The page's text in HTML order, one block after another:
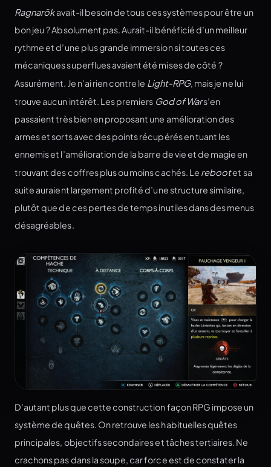
Ragnarökavait-il besoin de tous ces systèmes pour être un
bon jeu ? Absolument pas. Aurait-il bénéficié d’un meilleur
rythme et d’une plus grande immersion si toutes ces
mécaniques superflues avaient été mises de côté ?
Assurément. Je n’ai rien contre le Light-RPG, mais je ne lui
trouve aucun intérêt. Les premiers God of Wars’en
passaient très bien en proposant une amélioration des
armes et sorts avec des points récupérés en tuant les
ennemis et l’amélioration de la barre de vie et de magie en
trouvant des coffres plus ou moins cachés. Le rebootet sa
suite auraient largement profité d’une structure similaire,
plutôt que de ces pertes de temps inutiles dans des menus
désagréables.
D’autant plus que cette construction façon RPG impose un
système de quêtes. On retrouve les habituelles quêtes
principales, objectifs secondaires et tâches tertiaires. Ne
crachons pas dans la soupe, car force est de constater la